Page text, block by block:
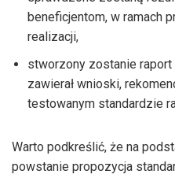
beneficjentom, w ramach
realizacji,
stworzony zostanie
zawierał wnioski,
testowanym standardzie
Warto podkreślić, że na
powstanie propozycja